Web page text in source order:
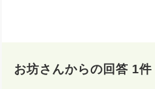
お坊さんからの回答 1件